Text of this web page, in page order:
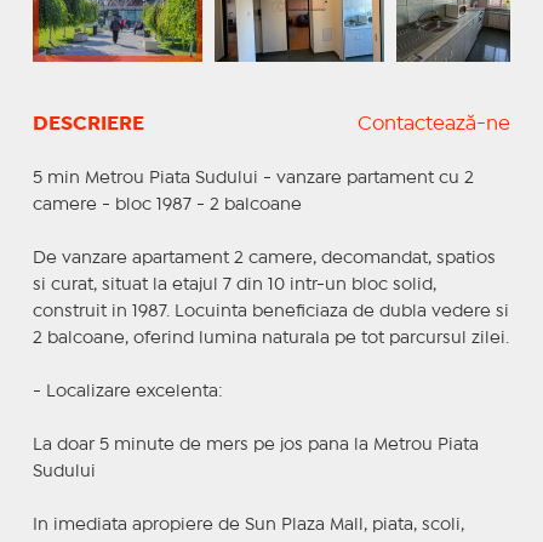
DESCRIERE Contactează-ne
5 min Metrou Piata Sudului - vanzare partament cu 2
camere - bloc 1987 - 2 balcoane
De vanzare apartament 2 camere, decomandat, spatios
si curat, situat la etajul 7 din 10 intr-un bloc solid,
construit in 1987. Locuinta beneficiaza de dubla vedere si
2 balcoane, oferind lumina naturala pe tot parcursul zilei.
- Localizare excelenta:
La doar 5 minute de mers pe jos pana la Metrou Piata
Sudului
In imediata apropiere de Sun Plaza Mall, piata, scoli,